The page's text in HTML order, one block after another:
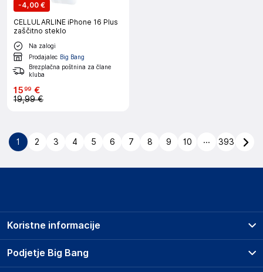
-4,00 €
CELLULARLINE iPhone 16 Plus
zaščitno steklo
Na zalogi
Prodajalec Big Bang
Brezplačna poštnina za člane
kluba
1599 €
19,99 €
1 2 3 4 5 6 7 8 9 10 ... 393
Podjetje Big Bang
Koristne informacije
Prodajna mesta